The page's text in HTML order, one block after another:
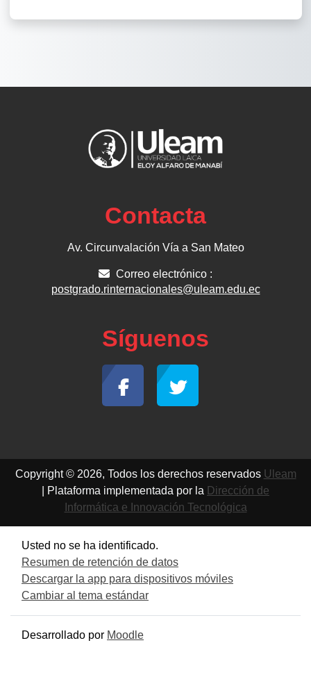
Contacta
Av. Circunvalación Vía a San Mateo
Correo electrónico :
postgrado.rinternacionales@uleam.edu.ec
Síguenos
Copyright © 2026, Todos los derechos reservados Uleam
| Plataforma implementada por la Dirección de
Informática e Innovación Tecnológica
Usted no se ha identificado.
Resumen de retención de datos
Descargar la app para dispositivos móviles
Cambiar al tema estándar
Desarrollado por Moodle